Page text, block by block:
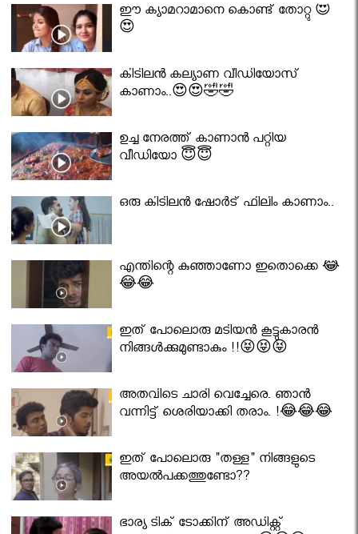
ഈ ക്യാമറാമാനെ കൊണ്ട് തോറ്റു 😍
😍
കിടിലൻ കല്യാണ വീഡിയോസ്
കാണാം..😍😍🤣🤣
ഉച്ച നേരത്ത് കാണാൻ പറ്റിയ
വീഡിയോ 😇😇
ഒരു കിടിലൻ ഷോർട് ഫിലിം കാണാം..
എന്തിന്റെ കുഞ്ഞാണോ ഇതൊക്കെ 😂
😂😂
ഇത് പോലൊരു മടിയൻ കൂട്ടുകാരൻ
നിങ്ങൾക്കുമുണ്ടാകും !!😝😝😝
അതവിടെ ചാരി വെച്ചേരെ. ഞാൻ
വന്നിട്ട് ശെരിയാക്കി തരാം. !😂😂😂
ഇത് പോലൊരു "തള്ള" നിങ്ങളുടെ
അയല്‍പക്കത്തുണ്ടോ??
ഭാര്യ ടിക് ടോക്കിന് അഡിക്റ്റ്